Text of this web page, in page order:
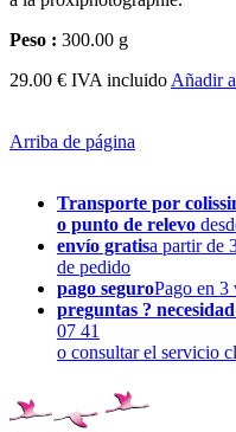
Peso : 300.00 g
29.00 € IVA incluido Añadir
Arriba de página
Transporte por
o punto de relevo
envío gratisa partir de
de pedido
pago seguroPago en 3
preguntas ?
07 41
o consultar el servicio